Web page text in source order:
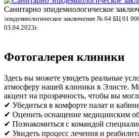
Санитарно эпидемиологическое
эпидемиологическое заключение № 64 БЦ 01
03.04.2023г.
Фотогалерея клиники
Здесь вы можете увидеть реальные
атмосферу нашей клиники в Элисте.
акцент на прозрачность, чтобы вы
✔ Убедиться в комфорте палат и
✔ Оценить оснащение медицинским
✔ Познакомиться с командой
✔ Увидеть процесс лечения и